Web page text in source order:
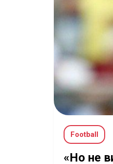
Football
«Но не